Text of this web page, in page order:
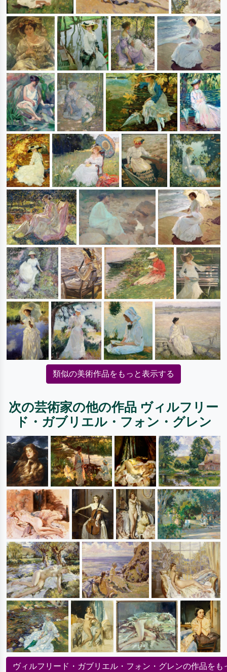
類似の美術作品をもっと表示する
次の芸術家の他の作品 ヴィルフリー
ド・ガブリエル・フォン・グレン
ヴィルフリード・ガブリエル・フォン・グレンの作品をも